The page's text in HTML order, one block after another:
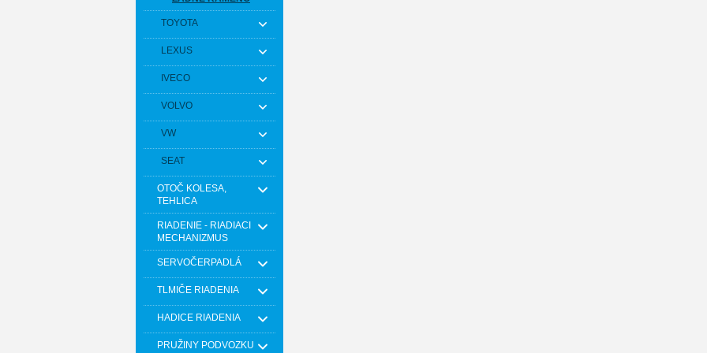
TOYOTA
LEXUS
IVECO
VOLVO
VW
SEAT
OTOČ KOLESA,
TEHLICA
RIADENIE - RIADIACI
MECHANIZMUS
SERVOČERPADLÁ
TLMIČE RIADENIA
HADICE RIADENIA
PRUŽINY PODVOZKU